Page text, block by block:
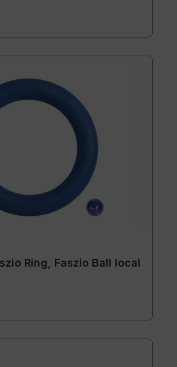
Ring, Faszio Ball local